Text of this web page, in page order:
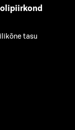
tasu